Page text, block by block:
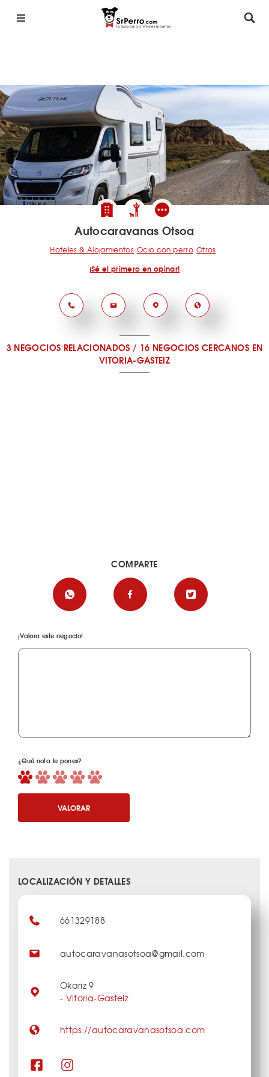
Autocaravanas Otsoa
Hoteles & Alojamientos Ocio con perro Otros
¡Sé el primero en opinar!
3 NEGOCIOS RELACIONADOS / 16 NEGOCIOS CERCANOS EN
VITORIA-GASTEIZ
¡Valora este negocio!
¿Qué nota le pones?
VALORAR
COMPARTE
LOCALIZACIÓN Y DETALLES
661329188
autocaravanasotsoa@gmail.com
Okariz 9
- Vitoria-Gasteiz
https://autocaravanasotsoa.com